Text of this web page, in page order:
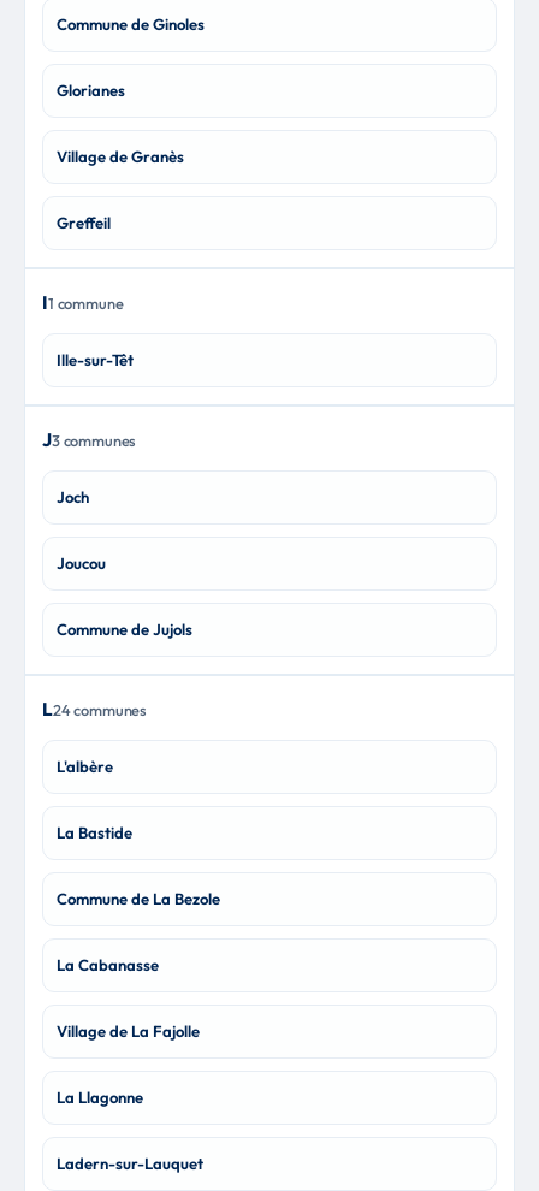
Commune de Ginoles
Glorianes
Village de Granès
Greffeil
I1 commune
Ille-sur-Têt
J3 communes
Joch
Joucou
Commune de Jujols
L24 communes
L'albère
La Bastide
Commune de La Bezole
La Cabanasse
Village de La Fajolle
La Llagonne
Ladern-sur-Lauquet